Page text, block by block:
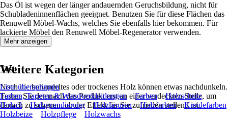
Das Öl ist wegen der länger andauernden Geruchsbildung, nicht für
Schubladeninnenflächen geeignet. Benutzen Sie für diese Flächen das
Renuwell Möbel-Wachs, welches Sie ebenfalls hier bekommen. Für
lackierte Möbel den Renuwell Möbel-Regenerator verwenden.
Test:
Noch nie behandeltes oder trockenes Holz können etwas nachdunkeln.
Testen Sie demnach das Produkt erst an einer verdeckten Stelle, um
danach zu schauen, ob der Effekt für Sie zufrieden stellend ist.
Mehr anzeigen
Weitere Kategorien
Liste überspringen
Farben, Tapeten & Wandverkleidungen
Farben
Holzschutz
Holzöl
Holzgrundierung Holzlasuren Holzfarben
Kreidefarben
Holzbeize
Holzpflege Holzwachs